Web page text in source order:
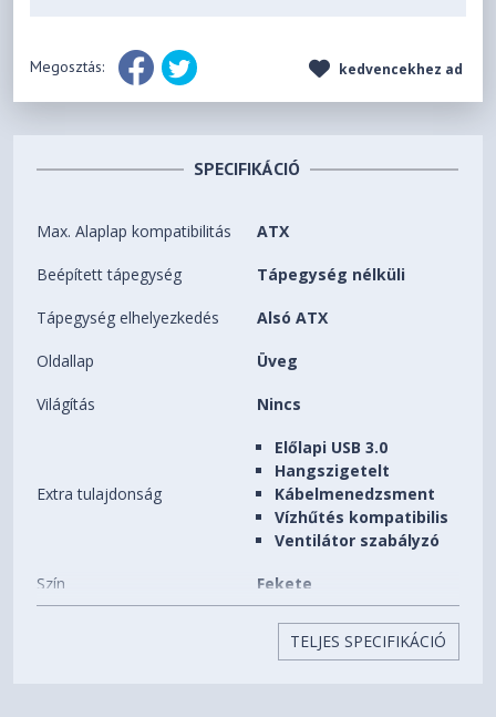
Megosztás: kedvencekhez ad
SPECIFIKÁCIÓ
Max. Alaplap kompatibilitás ATX
Beépített tápegység Tápegység nélküli
Tápegység elhelyezkedés Alsó ATX
Oldallap Üveg
Világítás Nincs
Extra tulajdonság
Előlapi USB 3.0
Hangszigetelt
Kábelmenedzsment
Vízhűtés kompatibilis
Ventilátor szabályzó
Szín Fekete
TELJES SPECIFIKÁCIÓ